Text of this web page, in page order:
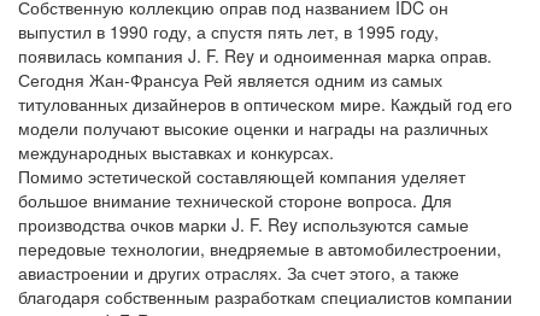
Собственную коллекцию оправ под названием IDC он
выпустил в 1990 году, а спустя пять лет, в 1995 году,
появилась компания J. F. Rey и одноименная марка оправ.
Сегодня Жан-Франсуа Рей является одним из самых
титулованных дизайнеров в оптическом мире. Каждый год его
модели получают высокие оценки и награды на различных
международных выставках и конкурсах.
Помимо эстетической составляющей компания уделяет
большое внимание технической стороне вопроса. Для
производства очков марки J. F. Rey используются самые
передовые технологии, внедряемые в автомобилестроении,
авиастроении и других отраслях. За счет этого, а также
благодаря собственным разработкам специалистов компании